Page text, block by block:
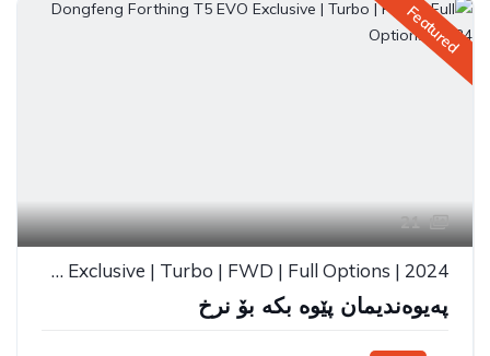
Featured
21
Dongfeng Forthing T5 EVO Exclusive | Turbo | FWD | Full Options | 2024
پەیوەندیمان پێوە بکە بۆ نرخ